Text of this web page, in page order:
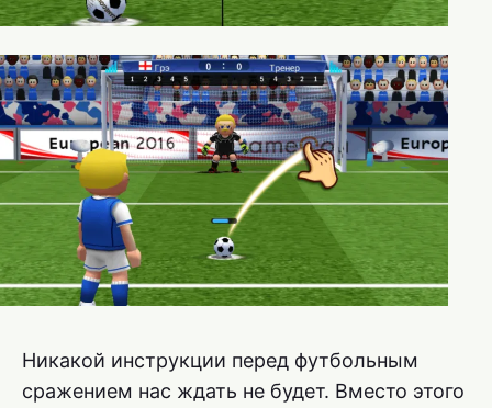
Никакой инструкции перед футбольным
сражением нас ждать не будет. Вместо этого